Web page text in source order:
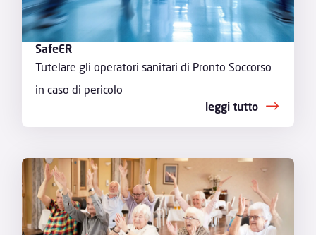
SafeER
Tutelare gli operatori sanitari di Pronto Soccorso
in caso di pericolo
leggi tutto